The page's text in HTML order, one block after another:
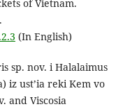
of Vietnam.
(In English)
sp. nov. i Halalaimus
iz ust’ia reki Kem vo
and Viscosia